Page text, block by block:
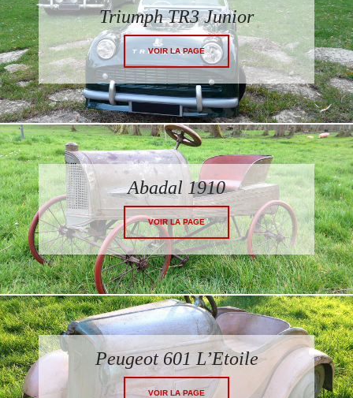
Triumph TR3 Junior
VOIR LA PAGE
Abadal 1910
VOIR LA PAGE
Peugeot 601 L’Etoile
VOIR LA PAGE